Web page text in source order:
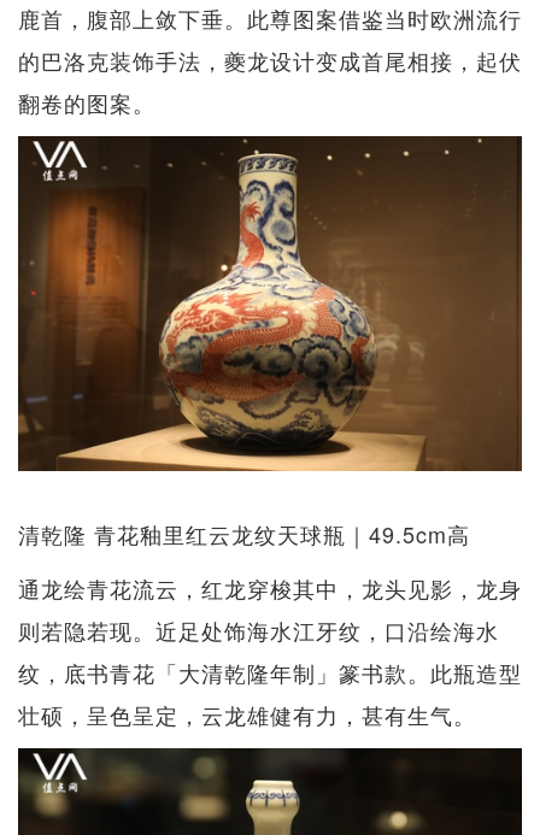
鹿首，腹部上敛下垂。此尊图案借鉴当时欧洲流行
的巴洛克装饰手法，夔龙设计变成首尾相接，起伏
翻卷的图案。
清乾隆 青花釉里红云龙纹天球瓶｜49.5cm高
通龙绘青花流云，红龙穿梭其中，龙头见影，龙身
则若隐若现。近足处饰海水江牙纹，口沿绘海水
纹，底书青花「大清乾隆年制」篆书款。此瓶造型
壮硕，呈色呈定，云龙雄健有力，甚有生气。